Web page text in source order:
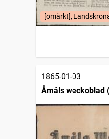
[omärkt],
1865-01-03
Åmåls weckoblad